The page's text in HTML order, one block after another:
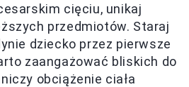
cięciu, unikaj
przedmiotów. Staraj
dziecko przez pierwsze
zaangażować bliskich do
obciążenie ciała